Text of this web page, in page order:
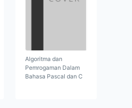
Algoritma dan
Pemrogaman Dalam
Bahasa Pascal dan C